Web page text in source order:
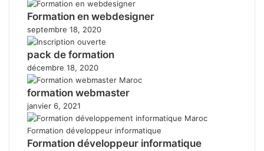
Formation en webdesigner
septembre 18, 2020
pack de formation
décembre 18, 2020
formation webmaster
janvier 6, 2021
Formation développeur informatique